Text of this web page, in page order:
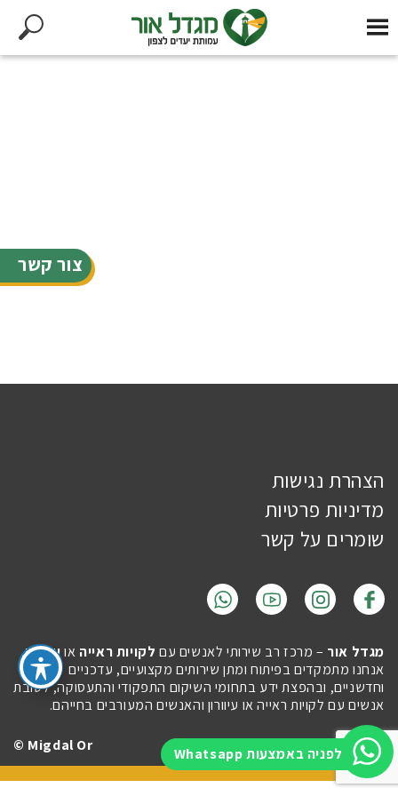
צור קשר
לפניה באמצעות Whatsapp
הצהרת נגישות
מדיניות פרטיות
שומרים על קשר
מגדל אור – מרכז רב שירותי לאנשים עם לקויות ראייה אועיוורון.
אנחנו מתמקדים בפיתוח ומתן שירותים מקצועיים, עדכניים
וחדשניים, ובהפצת ידע בתחומי השיקום התפקודי והתעסוקה, לטובת
אנשים עם לקויות ראייה או עיוורון והאנשים המעורבים בחייהם.
Imaginet
Migdal Or ©